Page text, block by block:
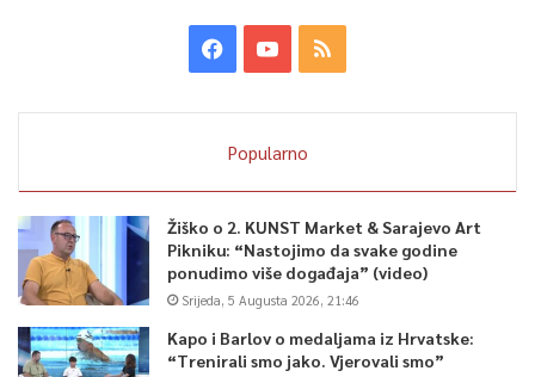
Popularno
Žiško o 2. KUNST Market & Sarajevo Art
Pikniku: “Nastojimo da svake godine
ponudimo više događaja” (video)
Srijeda, 5 Augusta 2026, 21:46
Kapo i Barlov o medaljama iz Hrvatske:
“Trenirali smo jako. Vjerovali smo”